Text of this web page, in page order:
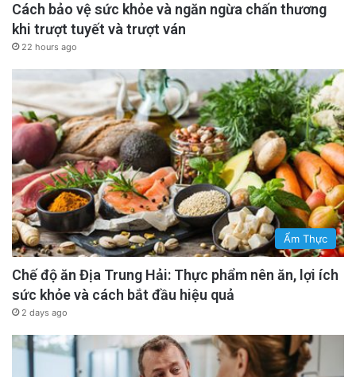
Cách bảo vệ sức khỏe và ngăn ngừa chấn thương
khi trượt tuyết và trượt ván
22 hours ago
Ẩm Thực
Chế độ ăn Địa Trung Hải: Thực phẩm nên ăn, lợi ích
sức khỏe và cách bắt đầu hiệu quả
2 days ago